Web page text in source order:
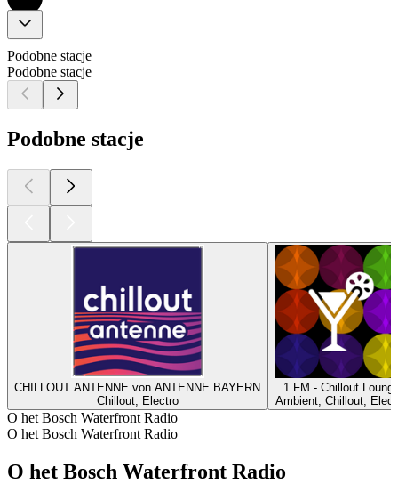
Podobne stacje
Podobne stacje
Podobne stacje
CHILLOUT ANTENNE von ANTENNE BAYERN
Chillout, Electro
1.FM - Chillout
Ambient, Chillout,
O het Bosch Waterfront Radio
O het Bosch Waterfront Radio
O het Bosch Waterfront Radio